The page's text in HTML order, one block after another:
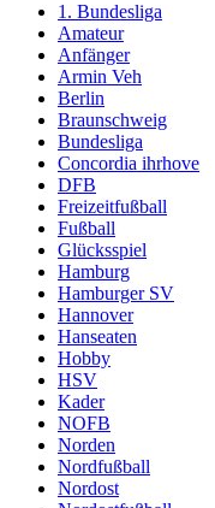
1. Bundesliga
Amateur
Anfänger
Armin Veh
Berlin
Braunschweig
Bundesliga
Concordia ihrhove
DFB
Freizeitfußball
Fußball
Glücksspiel
Hamburg
Hamburger SV
Hannover
Hanseaten
Hobby
HSV
Kader
NOFB
Norden
Nordfußball
Nordost